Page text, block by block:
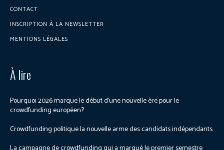
CONTACT
INSCRIPTION À LA NEWSLETTER
MENTIONS LÉGALES
À lire
Pourquoi 2026 marque le début d’une nouvelle ère pour le
crowdfunding européen?
Crowdfunding politique la nouvelle arme des candidats indépendants